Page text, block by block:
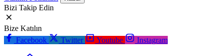
Bizi Takip Edin
Bize Katılın
Facebook
Twitter Youtube Instagram